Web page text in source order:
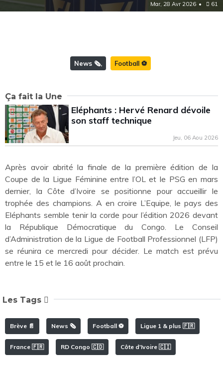
Mar, 28 Avr 2026 61
News 🗞️ Football ⚽️
Ça fait la Une
Eléphants : Hervé Renard dévoile
son staff technique
Jeu, 06 Aou 2026
Après avoir abrité la finale de la première édition de la
Coupe de la Ligue Féminine entre l’OL et le PSG en mars
dernier, la Côte d’Ivoire se positionne pour accueillir le
trophée des champions. A en croire L’Equipe, le pays des
Eléphants semble tenir la corde pour l’édition 2026 devant
la République Démocratique du Congo. Le Conseil
d’Administration de la Ligue de Football Professionnel (LFP)
se réunira ce mercredi pour décider. Le match est prévu
entre le 15 et le 16 août prochain.
Les Tags
Brève 📄 News 🗞️ Football ⚽️ Ligue 1 & plus 🇫🇷
France 🇫🇷 RD Congo 🇨🇩 Côte d'Ivoire 🇨🇮